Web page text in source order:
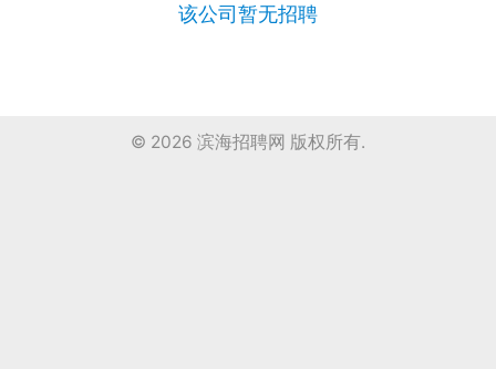
该公司暂无招聘
© 2026 滨海招聘网 版权所有.